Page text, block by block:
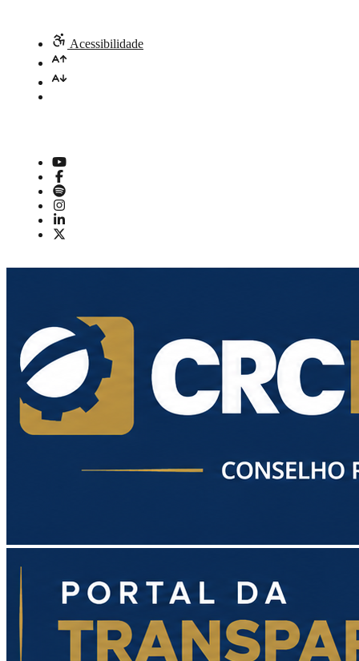
Acessibilidade